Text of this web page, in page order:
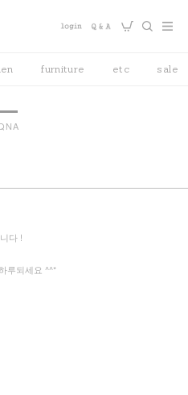
furniture etc sale
다 !
루되세요 ^^*